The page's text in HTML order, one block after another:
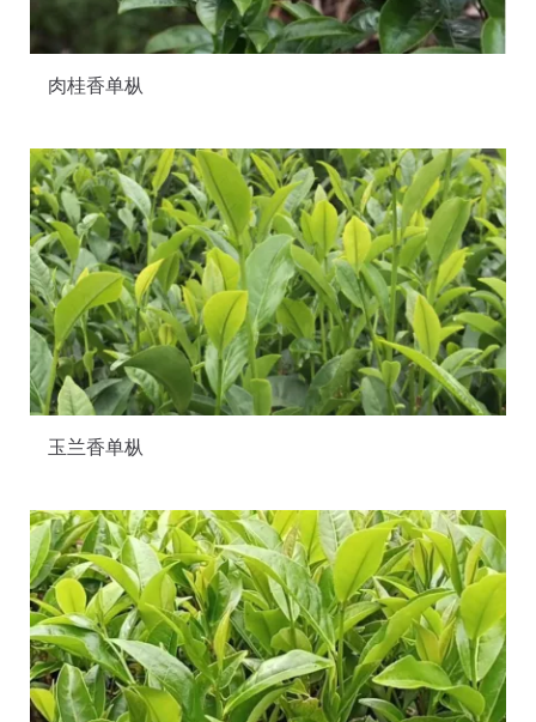
肉桂香单枞
玉兰香单枞